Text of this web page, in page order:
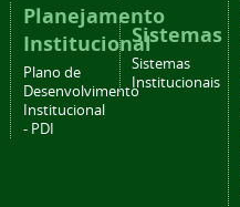
Planejamento
Institucional
Plano de
Desenvolvimento
Institucional
- PDI
Sistemas
Sistemas
Institucionais